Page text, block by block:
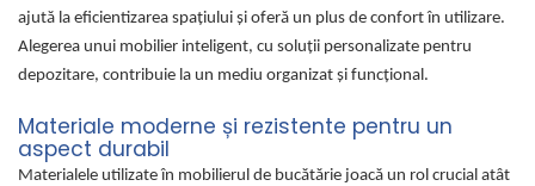
ajută la eficientizarea spațiului și oferă un plus de confort în utilizare.
Alegerea unui mobilier inteligent, cu soluții personalizate pentru
depozitare, contribuie la un mediu organizat și funcțional.
Materiale moderne și rezistente pentru un
aspect durabil
Materialele utilizate în mobilierul de bucătărie joacă un rol crucial atât